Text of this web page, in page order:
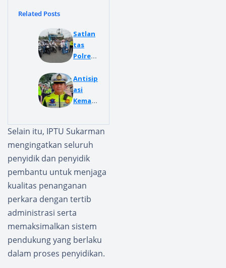
Related Posts
Satlan
tas
Polres
Kanan
Sosiali
sasi
i "Siger
Lampu
ng
Presisi"
kepada
Pengg
una
Jalan
Antisip
asi
Kemac
Pada
Nobar
Final
Piala
Dunia
di
Alun-
alun,
Ini
Yang
dilakuk
an
Selain itu, IPTU Sukarman
mengingatkan seluruh
penyidik dan penyidik
pembantu untuk menjaga
kualitas penanganan
perkara dengan tertib
administrasi serta
memaksimalkan sistem
pendukung yang berlaku
dalam proses penyidikan.